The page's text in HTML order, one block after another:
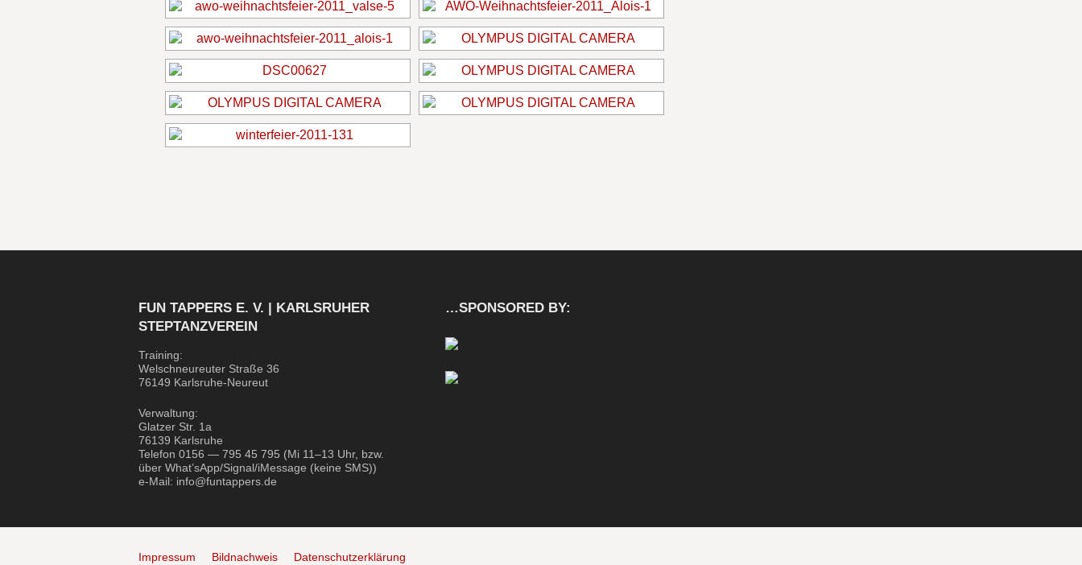
FUN TAPPERS E. V. | KARLSRUHER
STEPTANZVEREIN
Trai­ning:
Wel­sch­neu­reu­ter Stra­ße 36
76149 Karlsruhe-Neureut
Ver­wal­tung:
Glat­zer Str. 1a
76139 Karlsruhe
Tele­fon 0156 — 795 45 795 (Mi 11–13 Uhr, bzw.
über What’sApp/Signal/iMessage (kei­ne SMS))
e‑Mail: info@funtappers.de
…SPONSORED BY:
Impressum Bildnachweis Datenschutzerklärung